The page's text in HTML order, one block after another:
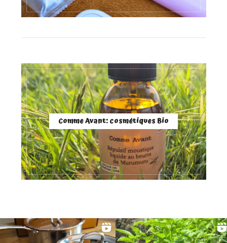
Comme Avant: cosmétiques Bio